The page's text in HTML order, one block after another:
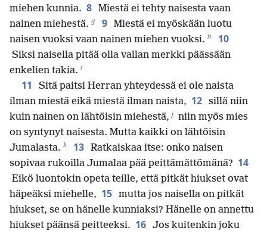
miehen kunnia. 8 Miestä ei tehty naisesta vaan
nainen miehestä. g 9 Miestä ei myöskään luotu
naisen vuoksi vaan nainen miehen vuoksi. h 10
Siksi naisella pitää olla vallan merkki päässään
enkelien takia. i
11
Sitä paitsi Herran yhteydessä ei ole naista
ilman miestä eikä miestä ilman naista, 12 sillä niin
kuin nainen on lähtöisin miehestä, j niin myös mies
on syntynyt naisesta. Mutta kaikki on lähtöisin
Jumalasta. k 13 Ratkaiskaa itse: onko naisen
sopivaa rukoilla Jumalaa pää peittämättömänä? 14
Eikö luontokin opeta teille, että pitkät hiukset ovat
häpeäksi miehelle, 15 mutta jos naisella on pitkät
hiukset, se on hänelle kunniaksi? Hänelle on annettu
hiukset päänsä peitteeksi. 16 Jos kuitenkin joku